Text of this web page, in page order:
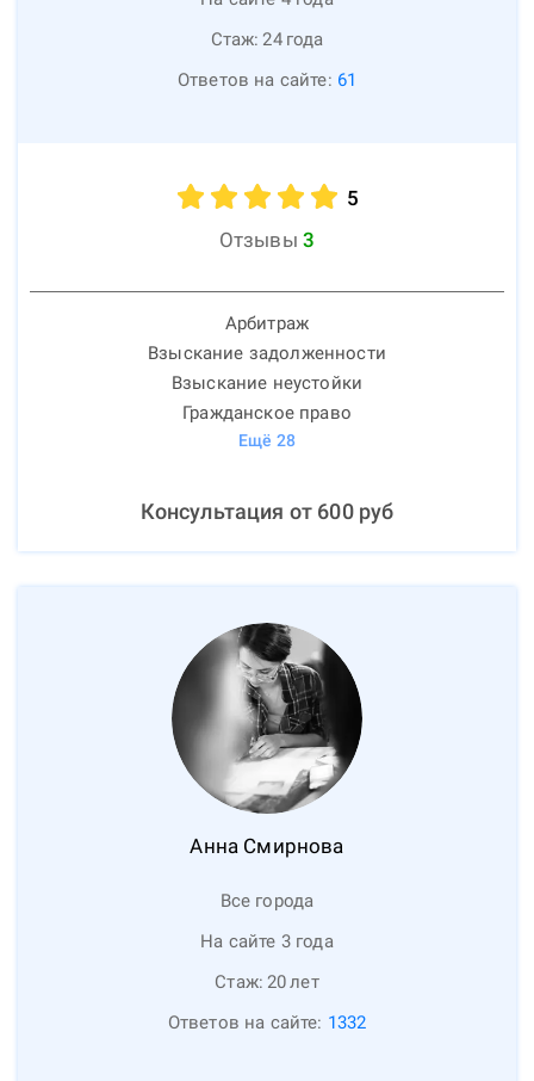
Стаж: 24 года
Ответов на сайте: 61
5
Отзывы 3
Арбитраж
Взыскание задолженности
Взыскание неустойки
Гражданское право
Ещё 28
Консультация от 600руб
Анна Смирнова
Все города
На сайте 3 года
Стаж: 20лет
Ответов на сайте: 1332